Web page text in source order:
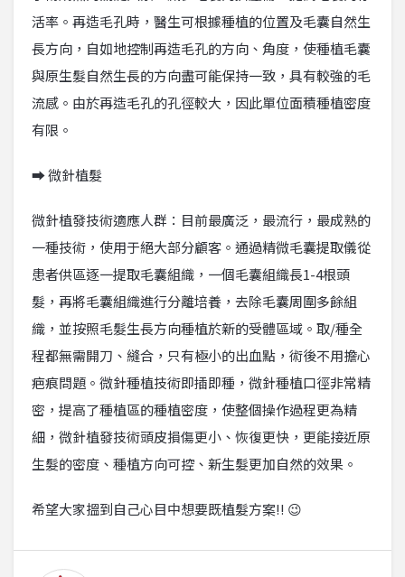
活率。再造毛孔時，醫生可根據種植的位置及毛囊自然生
長方向，自如地控制再造毛孔的方向、角度，使種植毛囊
與原生髮自然生長的方向盡可能保持一致，具有較強的毛
流感。由於再造毛孔的孔徑較大，因此單位面積種植密度
有限。
➡ 微針植髮
微針植發技術適應人群：目前最廣泛，最流行，最成熟的
一種技術，使用于絕大部分顧客。通過精微毛囊提取儀從
患者供區逐一提取毛囊組織，一個毛囊組織長1-4根頭
髮，再將毛囊組織進行分離培養，去除毛囊周圍多餘組
織，並按照毛髮生長方向種植於新的受體區域。取/種全
程都無需開刀、縫合，只有極小的出血點，術後不用擔心
疤痕問題。微針種植技術即插即種，微針種植口徑非常精
密，提高了種植區的種植密度，使整個操作過程更為精
細，微針植發技術頭皮損傷更小、恢復更快，更能接近原
生髮的密度、種植方向可控、新生髮更加自然的效果。
希望大家搵到自己心目中想要既植髮方案!! 😉